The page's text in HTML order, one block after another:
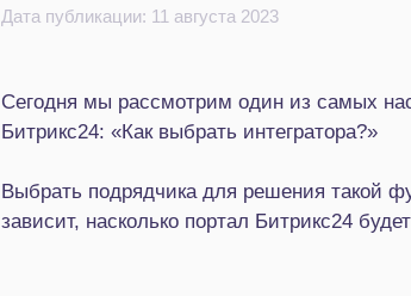
Дата публикации: 11 августа 2023
Сегодня мы рассмотрим один из самых
Битрикс24: «Как выбрать интегратора?»
Выбрать подрядчика для решения такой
зависит, насколько портал Битрикс24